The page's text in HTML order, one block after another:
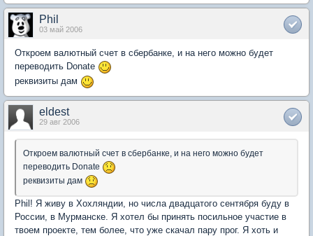
Phil
03 май 2006
Откроем валютный счет в сбербанке, и на него можно будет
переводить Donate
реквизиты дам
eldest
29 авг 2006
Откроем валютный счет в сбербанке, и на него можно будет
переводить Donate
реквизиты дам
Phil! Я живу в Хохляндии, но числа двадцатого сентября буду в
России, в Мурманске. Я хотел бы принять посильное участие в
твоем проекте, тем более, что уже скачал пару прог. Я хоть и